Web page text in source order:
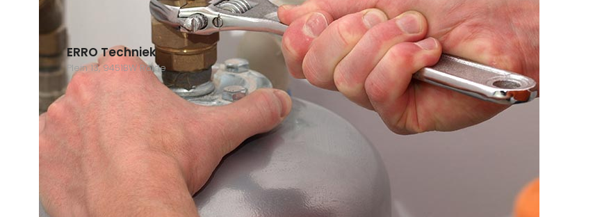
ERRO Techniek
Plein 13, 9451BW Rolde